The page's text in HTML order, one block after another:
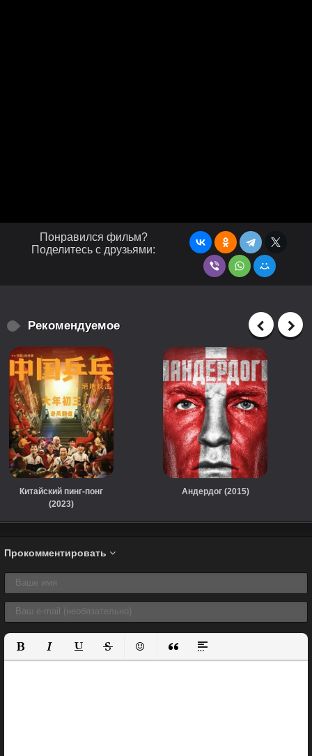
Понравился фильм?
Поделитесь с друзьями:
Рекомендуемое
Китайский пинг-понг
(2023)
Андердог (2015)
Прокомментировать
Полужирный
КурсивПодчеркнутый
ЗачеркнутыйВставить смайлик
Вставка цитаты
Вставка спойлера